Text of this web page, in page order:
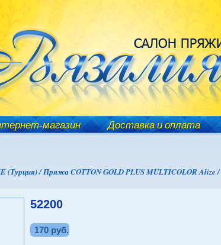
магазин Доставка и оплата
(Турция) /Пряжа COTTON GOLD PLUS MULTICOLOR Alize /
52200
170 руб.